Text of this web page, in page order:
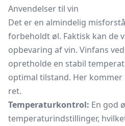
Anvendelser til vin
Det er en almindelig
forbeholdt øl. Faktisk kan de
opbevaring af vin. Vinfans
opretholde en stabil
optimal tilstand. Her
ret.
Temperaturkontrol: En god
temperaturindstillinger,